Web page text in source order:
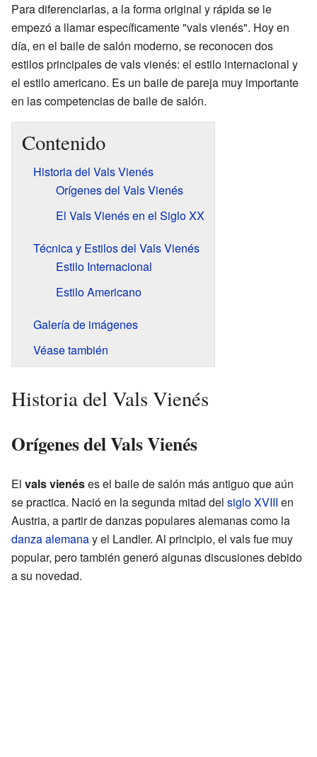
Para diferenciarlas, a la forma original y rápida se le
empezó a llamar específicamente "vals vienés". Hoy en
día, en el baile de salón moderno, se reconocen dos
estilos principales de vals vienés: el estilo internacional y
el estilo americano. Es un baile de pareja muy importante
en las competencias de baile de salón.
Contenido
Historia del Vals Vienés
Orígenes del Vals Vienés
El Vals Vienés en el Siglo XX
Técnica y Estilos del Vals Vienés
Estilo Internacional
Estilo Americano
Galería de imágenes
Véase también
Historia del Vals Vienés
Orígenes del Vals Vienés
El vals vienéses el baile de salón más antiguo que aún
se practica. Nació en la segunda mitad del siglo XVIII en
Austria, a partir de danzas populares alemanas como la
danza alemanay el Landler. Al principio, el vals fue muy
popular, pero también generó algunas discusiones debido
a su novedad.